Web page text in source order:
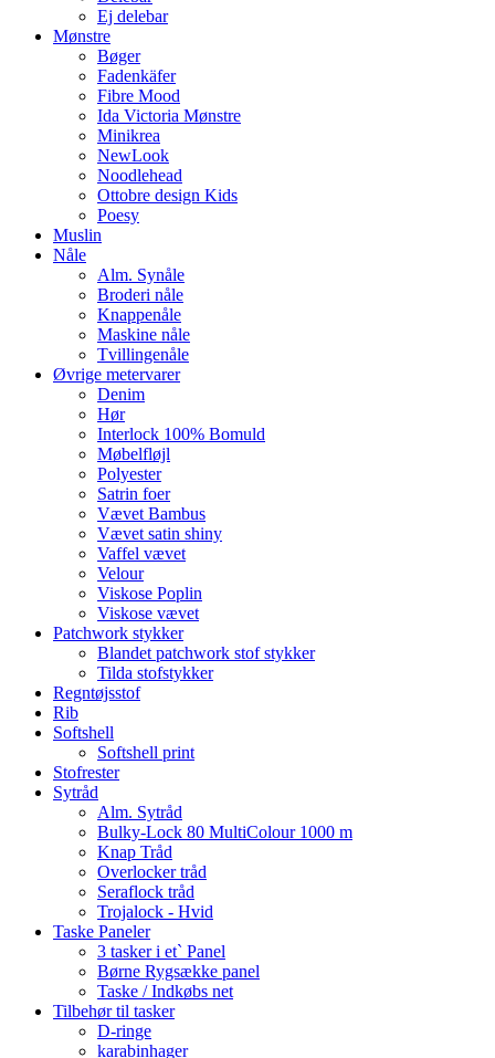
Ej delebar
Mønstre
Bøger
Fadenkäfer
Fibre Mood
Ida Victoria Mønstre
Minikrea
NewLook
Noodlehead
Ottobre design Kids
Poesy
Muslin
Nåle
Alm. Synåle
Broderi nåle
Knappenåle
Maskine nåle
Tvillingenåle
Øvrige metervarer
Denim
Hør
Interlock 100% Bomuld
Møbelfløjl
Polyester
Satrin foer
Vævet Bambus
Vævet satin shiny
Vaffel vævet
Velour
Viskose Poplin
Viskose vævet
Patchwork stykker
Blandet patchwork stof stykker
Tilda stofstykker
Regntøjsstof
Rib
Softshell
Softshell print
Stofrester
Sytråd
Alm. Sytråd
Bulky-Lock 80 MultiColour 1000 m
Knap Tråd
Overlocker tråd
Seraflock tråd
Trojalock - Hvid
Taske Paneler
3 tasker i et` Panel
Børne Rygsække panel
Taske / Indkøbs net
Tilbehør til tasker
D-ringe
karabinhager